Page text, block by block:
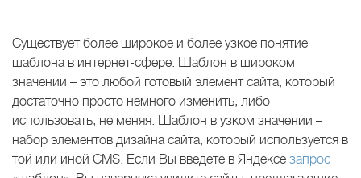
Существует более широкое и более узкое понятие
шаблона в интернет-сфере. Шаблон в широком
значении – это любой готовый элемент сайта, который
достаточно просто немного изменить, либо
использовать, не меняя. Шаблон в узком значении –
набор элементов дизайна сайта, который используется в
той или иной CMS. Если Вы введете в Яндексе запрос